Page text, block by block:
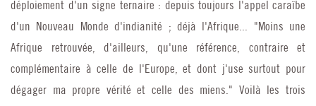
déploiement d'un signe ternaire : depuis toujours l'appel caraïbe
d'un Nouveau Monde d'indianité ; déjà l'Afrique... "Moins une
Afrique retrouvée, d'ailleurs, qu'une référence, contraire et
complémentaire à celle de l'Europe, et dont j'use surtout pour
dégager ma propre vérité et celle des miens." Voilà les trois